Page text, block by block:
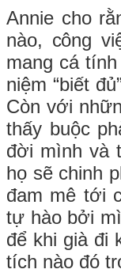
Annie cho
nào, công
mang cá
niệm “biết
Còn với
thấy buộc
đời mình và
họ sẽ chinh
đam mê tới
tự hào bởi
để khi già đi
tích nào đó